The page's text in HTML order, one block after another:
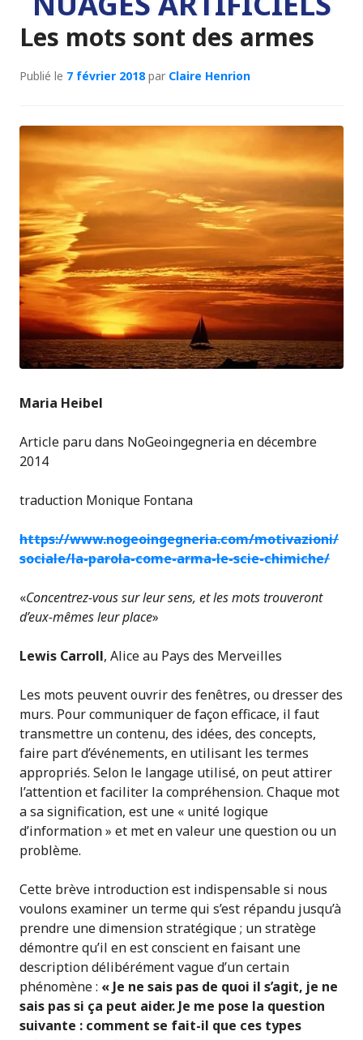
Les mots sont des armes
Publié le 7 février 2018par Claire Henrion
Maria Heibel
Article paru dans NoGeoingegneria en décembre
2014
traduction Monique Fontana
https://www.nogeoingegneria.com/motivazioni/
sociale/la-parola-come-arma-le-scie-chimiche/
«Concentrez-vous sur leur sens, et les mots trouveront
d’eux-mêmes leur place»
Lewis Carroll, Alice au Pays des Merveilles
Les mots peuvent ouvrir des fenêtres, ou dresser des
murs. Pour communiquer de façon efficace, il faut
transmettre un contenu, des idées, des concepts,
faire part d’événements, en utilisant les termes
appropriés. Selon le langage utilisé, on peut attirer
l’attention et faciliter la compréhension. Chaque mot
a sa signification, est une « unité logique
d’information » et met en valeur une question ou un
problème.
Cette brève introduction est indispensable si nous
voulons examiner un terme qui s’est répandu jusqu’à
prendre une dimension stratégique ; un stratège
démontre qu’il en est conscient en faisant une
description délibérément vague d’un certain
phénomène : « Je ne sais pas de quoi il s’agit, je ne
sais pas si ça peut aider. Je me pose la question
suivante : comment se fait-il que ces types